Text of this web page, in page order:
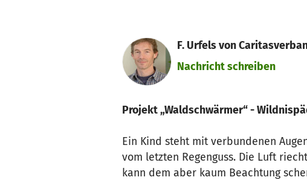
F. Urfels von
Nachricht schreiben
Projekt „Waldschwärmer“ -
Ein Kind steht mit verbundenen
vom letzten Regenguss. Die Luft
kann dem aber kaum Beachtung